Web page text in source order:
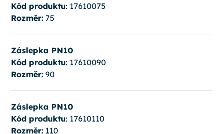
Kód produktu: 17610075
Rozměr:75
Záslepka PN10
Kód produktu: 17610090
Rozměr:90
Záslepka PN10
Kód produktu: 17610110
Rozměr:110